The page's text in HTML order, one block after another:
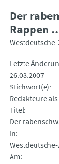
Der
Rappen
Letzte
26.08.2007
Stichwort(e)
Redakteure
Titel
Der
In
Am